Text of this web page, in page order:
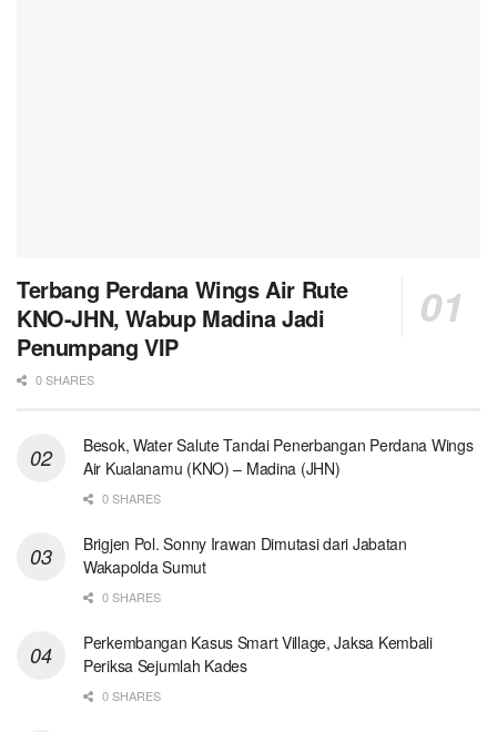
Terbang Perdana Wings Air Rute
KNO-JHN, Wabup Madina Jadi
Penumpang VIP
0 SHARES
Besok, Water Salute Tandai Penerbangan Perdana Wings
Air Kualanamu (KNO) – Madina (JHN)
0 SHARES
Brigjen Pol. Sonny Irawan Dimutasi dari Jabatan
Wakapolda Sumut
0 SHARES
Perkembangan Kasus Smart Village, Jaksa Kembali
Periksa Sejumlah Kades
0 SHARES